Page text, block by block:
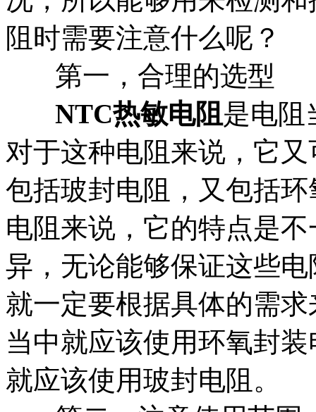
阻时需要注意什么呢？
第一，合理的选型
NTC热敏电阻 是电阻
对于这种电阻来说，它
包括玻封电阻，又包括
电阻来说，它的特点是
异，无论能够保证这些
就一定要根据具体的需
当中就应该使用环氧封
就应该使用玻封电阻。